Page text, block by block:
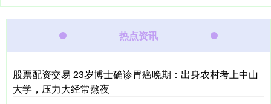
热点资讯
股票配资交易 23岁博士确诊胃癌晚期：出身农村考上中山
大学，压力大经常熬夜